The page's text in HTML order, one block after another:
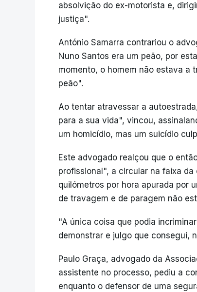
absolvição do ex-motorista e,
justiça".
António Samarra contrariou o
Nuno Santos era um peão, por
momento, o homem não estava a
peão".
Ao tentar atravessar a
para a sua vida", vincou,
um homicídio, mas um suicídio
Este advogado realçou que o
profissional", a circular na faixa
quilómetros por hora apurada por
de travagem e de paragem não
"A única coisa que podia
demonstrar e julgo que consegui,
Paulo Graça, advogado da
assistente no processo, pediu a
enquanto o defensor de uma